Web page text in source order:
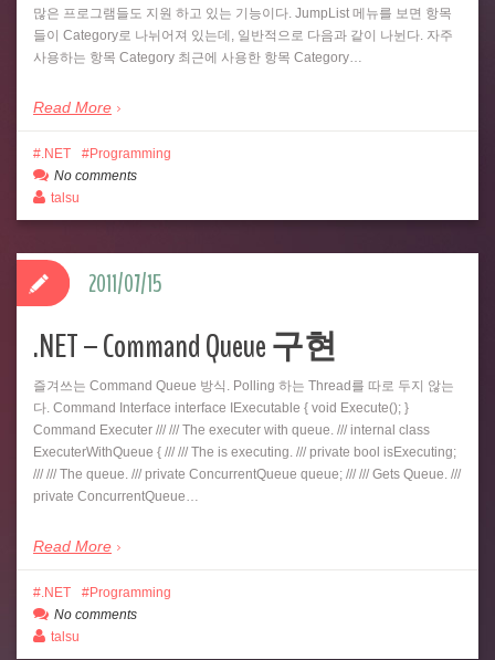
많은 프로그램들도 지원 하고 있는 기능이다. JumpList 메뉴를 보면 항목
들이 Category로 나뉘어져 있는데, 일반적으로 다음과 같이 나뉜다. 자주
사용하는 항목 Category 최근에 사용한 항목 Category…
Read More
.NET
Programming
No comments
talsu
.NET – Command Queue 구현
즐겨쓰는 Command Queue 방식. Polling 하는 Thread를 따로 두지 않는
다. Command Interface interface IExecutable { void Execute(); }
Command Executer /// /// The executer with queue. /// internal class
ExecuterWithQueue { /// /// The is executing. /// private bool isExecuting;
/// /// The queue. /// private ConcurrentQueue queue; /// /// Gets Queue. ///
private ConcurrentQueue…
Read More
2011/07/15
.NET
Programming
No comments
talsu